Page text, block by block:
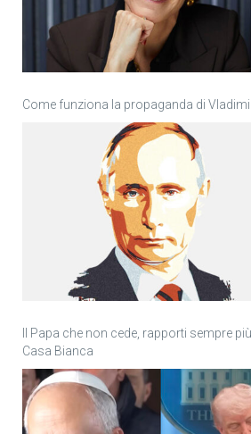
Come funziona la propaganda di
Il Papa che non cede, rapporti sempre
Casa Bianca